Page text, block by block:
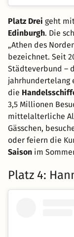
Platz Drei geht
Edinburgh. Die
„Athen des
bezeichnet. Seit
Städteverbund –
jahrhundertelang
die
3,5 Millionen
mittelalterliche
Gässchen,
oder feiern die
Saison im
Platz 4: